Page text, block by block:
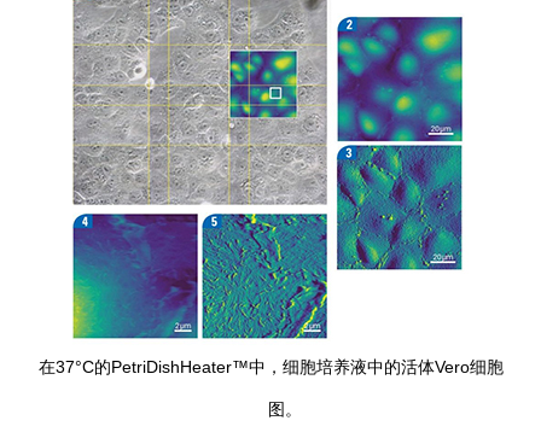
在37°C的PetriDishHeater™中，细胞培养液中的活体Vero细胞
图。